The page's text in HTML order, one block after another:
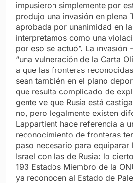
impusieron simplemente por
produjo una invasión en plena
aprobada por unanimidad en
interpretamos como una
por eso se actuó”. La invasión
“una vulneración de la Carta
a que las fronteras
sean también en el plano
que resulta complicado de
gente ve que Rusia está
no, pero legalmente existen
Lappartient hace referencia a
reconocimiento de fronteras
paso necesario para equiparar
Israel con las de Rusia: lo
193 Estados Miembro de la
ya reconocen al Estado de